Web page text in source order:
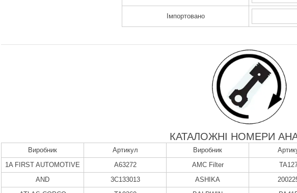
Імпортовано
КАТАЛОЖНІ НОМЕРИ
Виробник Артикул Виробник
1A FIRST AUTOMOTIVE
A63272 AMC Filter
AND
3C133013 ASHIKA